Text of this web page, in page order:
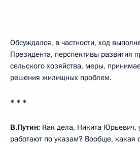
Обсуждался, в частности, ход
Президента, перспективы развития
сельского хозяйства, меры,
решения жилищных проблем.
* * *
В.Путин: Как дела, Никита Юрьевич,
работают по указам? Вообще, какая